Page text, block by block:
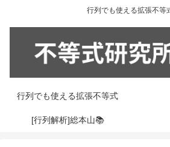
行列でも使える拡張不等
行列でも使える拡張不等式
[行列解析]総本山📚